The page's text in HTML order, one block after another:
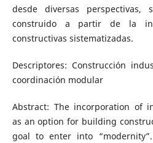
desde diversas
construido a partir de la
constructivas sistematizadas.
Descriptores: Construcción
coordinación modular
Abstract: The incorporation of
as an option for building
goal to enter into